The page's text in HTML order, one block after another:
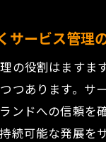
成功を
地域の
成功事
未来を
サービス管理
の役割はますま
つあります。サ
ンドへの信頼
続可能な発展